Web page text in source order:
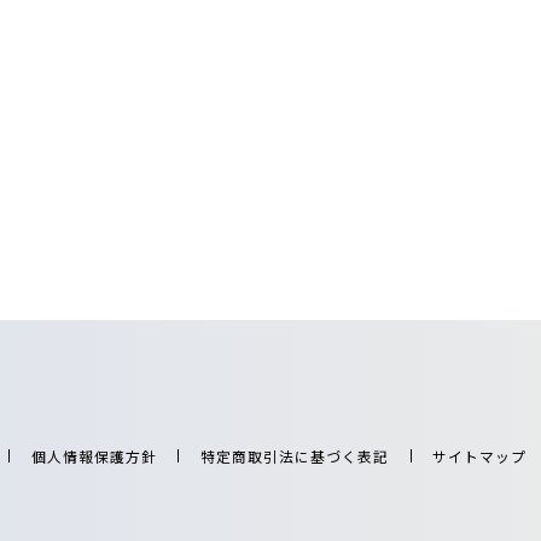
個人情報保護方針 特定商取引法に基づく表記 サイトマップ